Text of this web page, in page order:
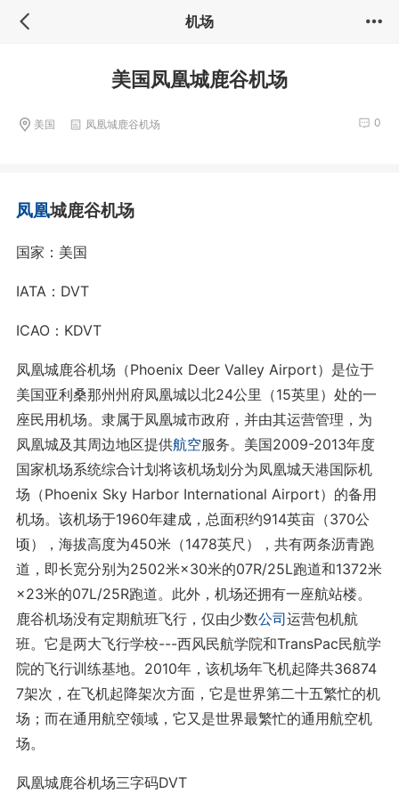
机场
美国凤凰城鹿谷机场
美国 凤凰城鹿谷机场 0
凤凰城鹿谷机场
国家：美国
IATA：DVT
ICAO：KDVT
凤凰城鹿谷机场（Phoenix Deer Valley Airport）是位于
美国亚利桑那州州府凤凰城以北24公里（15英里）处的一
座民用机场。隶属于凤凰城市政府，并由其运营管理，为
凤凰城及其周边地区提供航空服务。美国2009-2013年度
国家机场系统综合计划将该机场划分为凤凰城天港国际机
场（Phoenix Sky Harbor International Airport）的备用
机场。该机场于1960年建成，总面积约914英亩（370公
顷），海拔高度为450米（1478英尺），共有两条沥青跑
道，即长宽分别为2502米×30米的07R/25L跑道和1372米
×23米的07L/25R跑道。此外，机场还拥有一座航站楼。
鹿谷机场没有定期航班飞行，仅由少数公司运营包机航
班。它是两大飞行学校---西风民航学院和TransPac民航学
院的飞行训练基地。2010年，该机场年飞机起降共36874
7架次，在飞机起降架次方面，它是世界第二十五繁忙的机
场；而在通用航空领域，它又是世界最繁忙的通用航空机
场。
凤凰城鹿谷机场三字码DVT